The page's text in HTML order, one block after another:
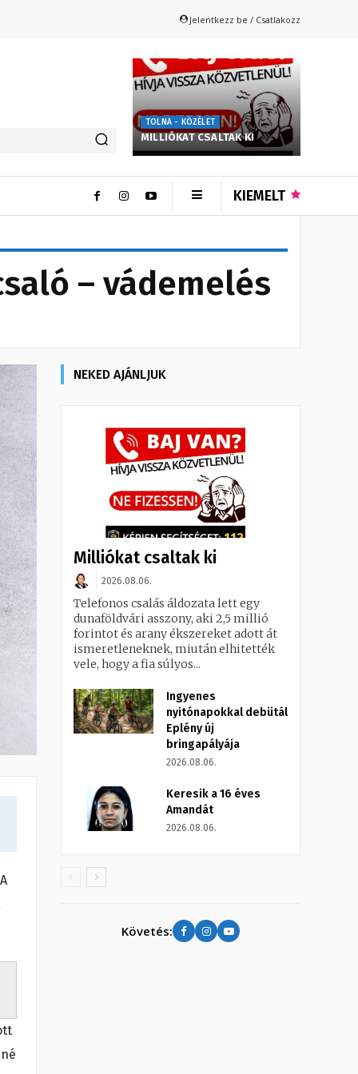
Jelentkezz be / Csatlakozz
TOLNA - KÖZÉLET
MILLIÓKAT CSALTAK KI
KIEMELT
– vádemelés
NEKED AJÁNLJUK
Milliókat csaltak ki
2026.08.06.
Telefonos csalás áldozata lett egy
dunaföldvári asszony, aki 2,5 millió
forintot és arany ékszereket adott át
ismeretleneknek, miután elhitették
vele, hogy a fia súlyos...
Ingyenes
nyitónapokkal debütál
Eplény új
bringapályája
2026.08.06.
Keresik a 16 éves
Amandát
2026.08.06.
Követés: